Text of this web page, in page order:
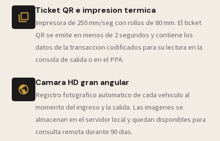
Ticket QR e impresion termica
Impresora de 250 mm/seg con rollos de 80 mm. El ticket
QR se emite en menos de 2 segundos y contiene los
datos de la transaccion codificados para su lectura en la
consola de salida o en el PPA.
Camara HD gran angular
Registro fotografico automatico de cada vehiculo al
momento del ingreso y la salida. Las imagenes se
almacenan en el servidor local y quedan disponibles para
consulta remota durante 90 dias.